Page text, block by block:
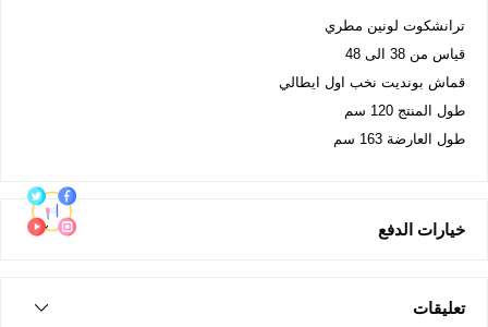
ترانشكوت لونين مطري
قياس من 38 الى 48
قماش بونديت نخب اول ايطالي
طول المنتج 120 سم
طول العارضة 163 سم
خيارات الدفع
تعليقات